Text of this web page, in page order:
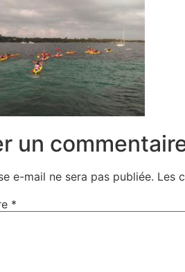
un
e-mail ne sera pas publiée. Les
*